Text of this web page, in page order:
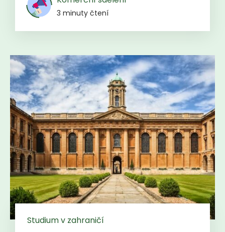
3 minuty čtení
Studium v zahraničí